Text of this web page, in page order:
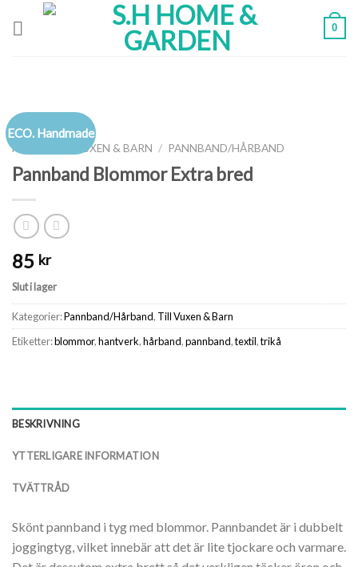
0
ECO. Handmade
HEM TILL VUXEN & BARN / PANNBAND/HÅRBAND
Pannband Blommor Extra bred
85 kr
Slut i lager
Kategorier:Pannband/Hårband, Till Vuxen & Barn
Etiketter:blommor,hantverk,hårband,pannband,textil,trikå
BESKRIVNING
YTTERLIGARE INFORMATION
TVÄTTRÅD
Skönt pannband i tyg med blommor. Pannbandet är i dubbelt
joggingtyg, vilket innebär att det är lite tjockare och varmare.